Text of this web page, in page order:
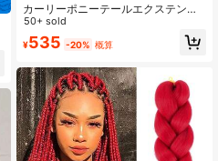
カーリーポニーテールエクステンシ
ョン 1個 エレガントなショートカー
リーポニーテールエクステンション
8インチ エラスティック式ドロース
アに最適な高品質の合成毛、簡単装
着、日常使用
50+ sold
¥535 -20% 概算